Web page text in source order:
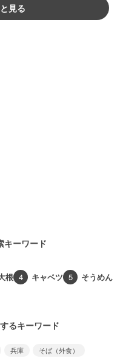
見る
キーワード
根 4 キャベツ 5 そうめん
るキーワード
兵庫 そば（外食）